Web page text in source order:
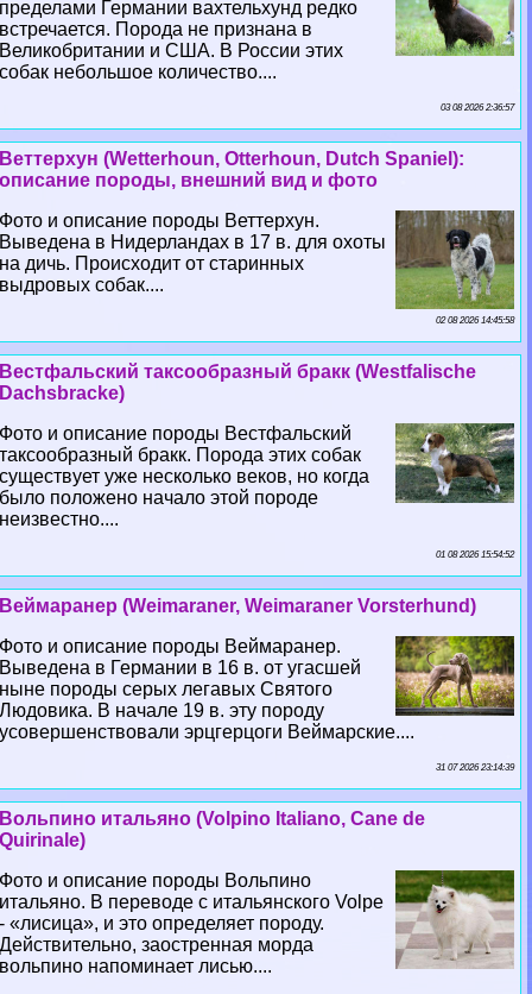
пределами Германии вахтельхунд редко
встречается. Порода не признана в
Великобритании и США. В России этих
собак небольшое количество....
03 08 2026 2:36:57
Веттерхун (Wetterhoun, Otterhoun, Dutch Spaniel):
описание породы, внешний вид и фото
Фото и описание породы Веттерхун.
Выведена в Нидерландах в 17 в. для охоты
на дичь. Происходит от старинных
выдровых собак....
02 08 2026 14:45:58
Вестфальский таксообразный бpaкк (Westfalische
Dachsbracke)
Фото и описание породы Вестфальский
таксообразный бpaкк. Порода этих собак
существует уже несколько веков, но когда
было положено начало этой породе
неизвестно....
01 08 2026 15:54:52
Веймаранер (Weimaraner, Weimaraner Vorsterhund)
Фото и описание породы Веймаранер.
Выведена в Германии в 16 в. от угасшей
ныне породы серых легавых Святого
Людовика. В начале 19 в. эту породу
усовершенствовали эрцгерцоги Веймарские....
31 07 2026 23:14:39
Вольпино итальяно (Volpino Italiano, Cane de
Quirinale)
Фото и описание породы Вольпино
итальяно. В переводе с итальянского Volpe
- «лисица», и это определяет породу.
Действительно, заостренная морда
вольпино напоминает лисью....